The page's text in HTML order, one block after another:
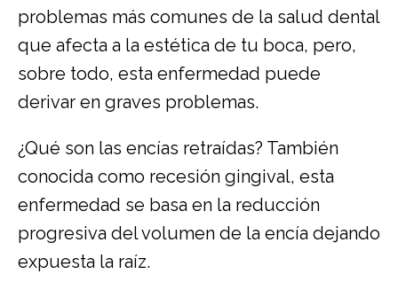
problemas más comunes de la salud dental
que afecta a la estética de tu boca, pero,
sobre todo, esta enfermedad puede
derivar en graves problemas.
¿Qué son las encías retraídas? También
conocida como recesión gingival, esta
enfermedad se basa en la reducción
progresiva del volumen de la encía dejando
expuesta la raíz.